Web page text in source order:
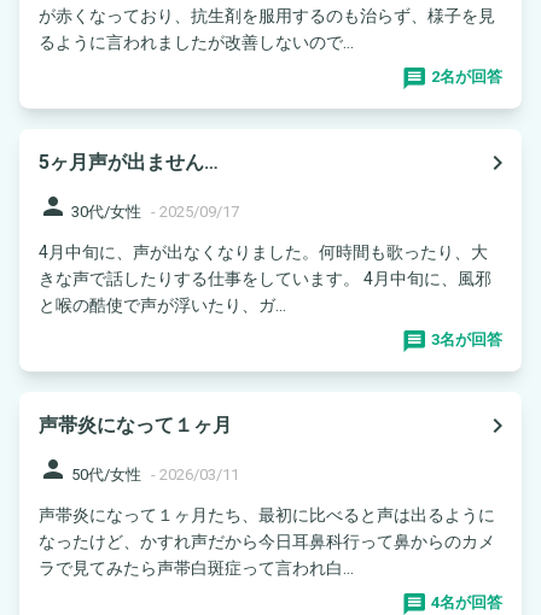
が赤くなっており、抗生剤を服用するのも治らず、様子を見
るように言われましたが改善しないので...
2名が回答
5ヶ月声が出ません…
navigate_next
person 30代/女性 - 2025/09/17
4月中旬に、声が出なくなりました。何時間も歌ったり、大
きな声で話したりする仕事をしています。 4月中旬に、風邪
と喉の酷使で声が浮いたり、ガ...
3名が回答
声帯炎になって１ヶ月
navigate_next
person 50代/女性 - 2026/03/11
声帯炎になって１ヶ月たち、最初に比べると声は出るように
なったけど、かすれ声だから今日耳鼻科行って鼻からのカメ
ラで見てみたら声帯白斑症って言われ白...
4名が回答